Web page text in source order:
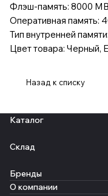
Флэш-память: 8000
Оперативная память:
Тип внутренней
Цвет товара: Черный,
Назад к списку
Каталог
Склад
Бренды
О компании